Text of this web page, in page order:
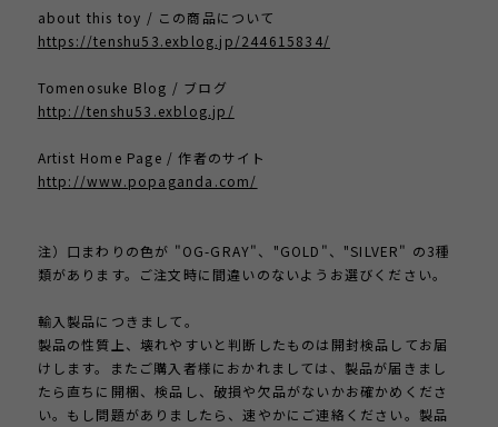
about this toy / この商品について
https://tenshu53.exblog.jp/244615834/
Tomenosuke Blog / ブログ
http://tenshu53.exblog.jp/
Artist Home Page / 作者のサイト
http://www.popaganda.com/
注）口まわりの色が "OG-GRAY"、"GOLD"、"SILVER" の3種
類があります。ご注文時に間違いのないようお選びください。
輸入製品につきまして。
製品の性質上、壊れやすいと判断したものは開封検品してお届
けします。またご購入者様におかれましては、製品が届きまし
たら直ちに開梱、検品し、破損や欠品がないかお確かめくださ
い。もし問題がありましたら、速やかにご連絡ください。製品